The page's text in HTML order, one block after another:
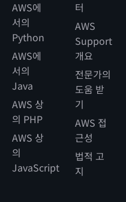
AWS에
서의
Python
AWS에
서의
Java
AWS 상
의 PHP
AWS 상
의
JavaScript
터
AWS
Support
개요
전문가의
도움 받
기
AWS 접
근성
법적 고
지